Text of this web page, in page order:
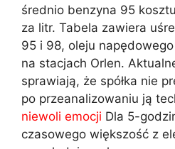
średnio benzyna 95
za litr. Tabela zawiera
95 i 98, oleju
na stacjach Orlen.
sprawiają, że spółka nie
po przeanalizowaniu ją
niewoli emocji Dla 5-
czasowego większość z